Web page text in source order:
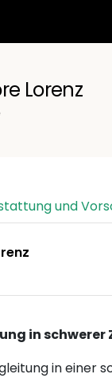
Lorenz
und
in schwerer
in einer